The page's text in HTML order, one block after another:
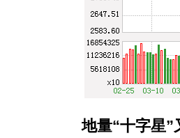
地量“十字星”